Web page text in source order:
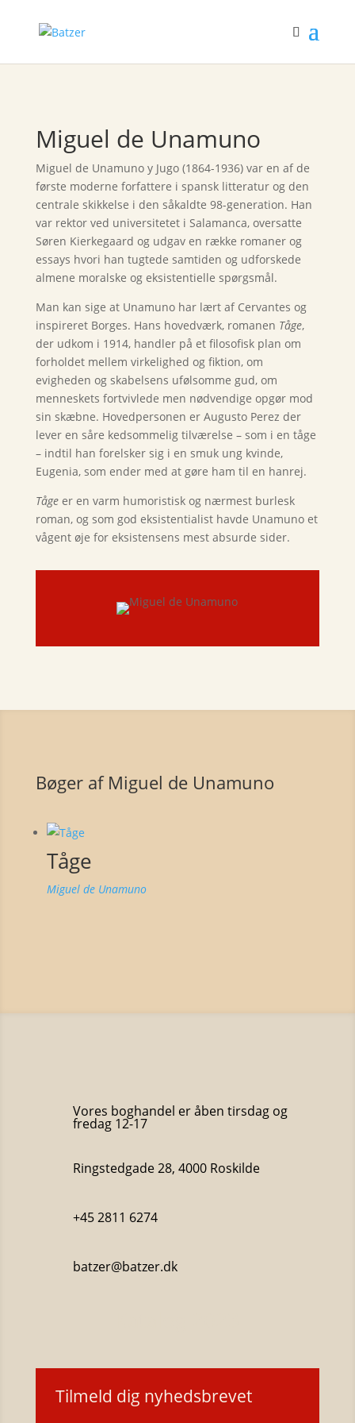
Miguel de Unamuno
Miguel de Unamuno y Jugo (1864-1936) var en af de
første moderne forfattere i spansk litteratur og den
centrale skikkelse i den såkaldte 98-generation. Han
var rektor ved universitetet i Salamanca, oversatte
Søren Kierkegaard og udgav en række romaner og
essays hvori han tugtede samtiden og udforskede
almene moralske og eksistentielle spørgsmål.
Man kan sige at Unamuno har lært af Cervantes og
inspireret Borges. Hans hovedværk, romanen Tåge,
der udkom i 1914, handler på et filosofisk plan om
forholdet mellem virkelighed og fiktion, om
evigheden og skabelsens ufølsomme gud, om
menneskets fortvivlede men nødvendige opgør mod
sin skæbne. Hovedpersonen er Augusto Perez der
lever en såre kedsommelig tilværelse – som i en tåge
– indtil han forelsker sig i en smuk ung kvinde,
Eugenia, som ender med at gøre ham til en hanrej.
Tåge er en varm humoristisk og nærmest burlesk
roman, og som god eksistentialist havde Unamuno et
vågent øje for eksistensens mest absurde sider.
Bøger af Miguel de Unamuno
Tåge
Miguel de Unamuno
Vores boghandel er åben tirsdag og
fredag 12-17
Ringstedgade 28, 4000 Roskilde
+45 2811 6274
batzer@batzer.dk
Tilmeld dig nyhedsbrevet